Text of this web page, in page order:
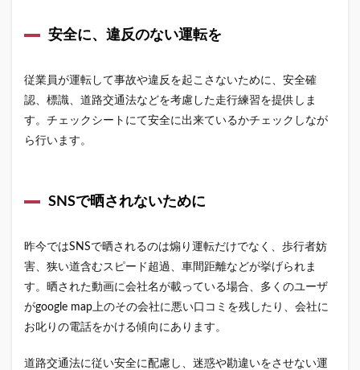
安全に、違反のない運転を
従業員が運転して事故や違反を起こさないために、安全確
認、標識、道路交通法などを考慮した走行練習を提供しま
す。チェックシートにて安全に出来ているかチェックしなが
ら行います。
SNSで晒されないために
昨今ではSNSで晒されるのは煽り運転だけでなく、歩行者妨
害、狭い道含むスピード超過、車間距離などが挙げられま
す。晒された動画に会社名が載っている場合、多くのユーザ
がgoogle map上のその会社に悪い口コミを残したり、会社に
お叱りの電話をかける傾向にあります。
道路交通法に従い安全に配慮し、迷惑や勘違いをさせない運